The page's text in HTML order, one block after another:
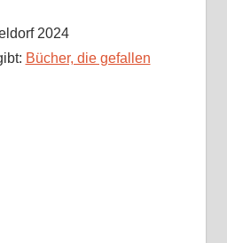
2024
Bücher, die gefallen